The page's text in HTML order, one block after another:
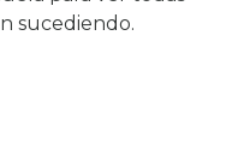
sucediendo.